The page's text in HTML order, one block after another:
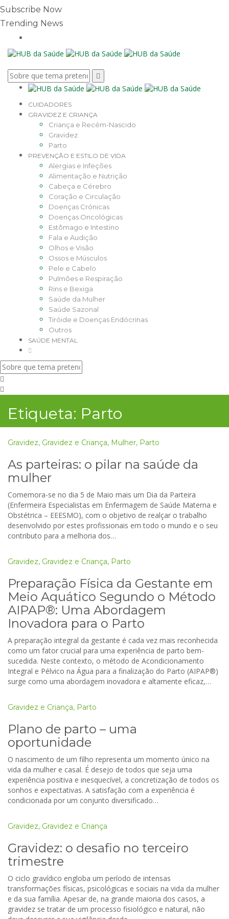
Subscribe Now
Trending News
CUIDADORES
GRAVIDEZ E CRIANÇA
Criança e Recém-Nascido
Gravidez
Parto
PREVENÇÃO E ESTILO DE VIDA
Alergias e Infeções
Alimentação e Nutrição
Cabeça e Cérebro
Coração e Circulação
Doenças Crónicas
Doenças Oncológicas
Estômago e Intestino
Fala e Audição
Olhos e Visão
Ossos e Músculos
Pele e Cabelo
Pulmões e Respiração
Rins e Bexiga
Saúde da Mulher
Saúde Sazonal
Tiróide e Doenças Endócrinas
Outros
SAÚDE MENTAL
Etiqueta: Parto
Gravidez, Gravidez e Criança, Mulher, Parto
As parteiras: o pilar na saúde da
mulher
Comemora-se no dia 5 de Maio mais um Dia da Parteira
(Enfermeira Especialistas em Enfermagem de Saúde Materna e
Obstétrica – EEESMO), com o objetivo de realçar o trabalho
desenvolvido por estes profissionais em todo o mundo e o seu
contributo para a melhoria dos…
Gravidez, Gravidez e Criança, Parto
Preparação Física da Gestante em
Meio Aquático Segundo o Método
AIPAP®: Uma Abordagem
Inovadora para o Parto
A preparação integral da gestante é cada vez mais reconhecida
como um fator crucial para uma experiência de parto bem-
sucedida. Neste contexto, o método de Acondicionamento
Integral e Pélvico na Água para a finalização do Parto (AIPAP®)
surge como uma abordagem inovadora e altamente eficaz,…
Gravidez e Criança, Parto
Plano de parto – uma
oportunidade
O nascimento de um filho representa um momento único na
vida da mulher e casal. É desejo de todos que seja uma
experiência positiva e inesquecível, a concretização de todos os
sonhos e expectativas. A satisfação com a experiência é
condicionada por um conjunto diversificado…
Gravidez, Gravidez e Criança
Gravidez: o desafio no terceiro
trimestre
O ciclo gravídico engloba um período de intensas
transformações físicas, psicológicas e sociais na vida da mulher
e da sua família. Apesar de, na grande maioria dos casos, a
gravidez se tratar de um processo fisiológico e natural, não